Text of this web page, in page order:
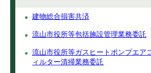
建物総合損害共済
流山市役所等包括施設管理業務委託
流山市役所等ガスヒートポンプエア
ィルター清掃業務委託